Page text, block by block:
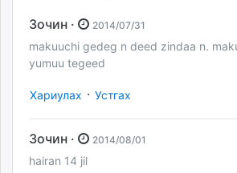
paparazzi.mn
unread.today
Зочин · 2014/07/31
makuuchi gedeg n deed zindaa n.
yumuu tegeed
Хариулах · Устгах
Зочин · 2014/08/01
hairan 14 jil